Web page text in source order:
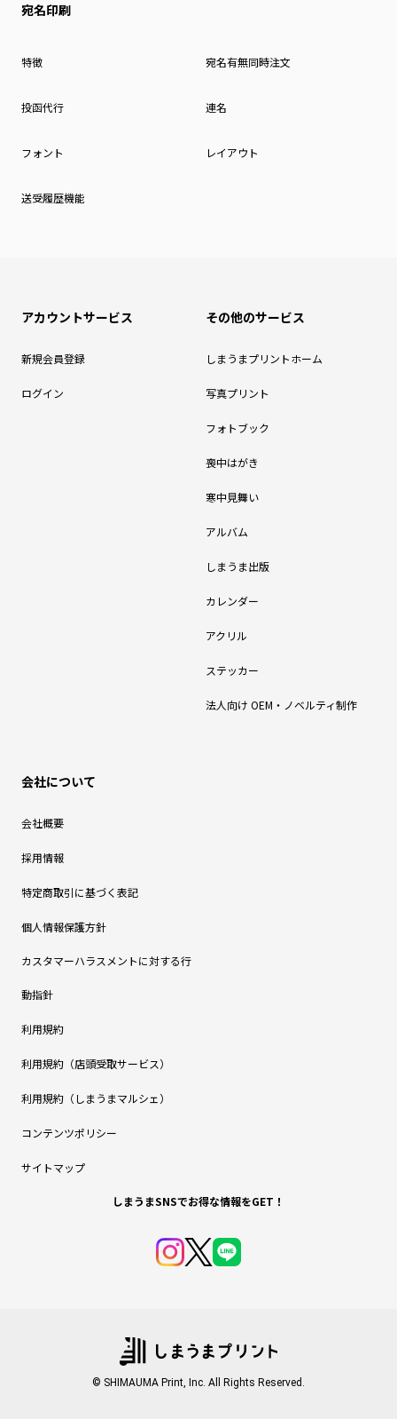
宛名印刷
特徴 宛名有無同時注文
投函代行 連名
フォント レイアウト
送受履歴機能
アカウントサービス
新規会員登録
ログイン
その他のサービス
しまうまプリントホーム
写真プリント
フォトブック
喪中はがき
寒中見舞い
アルバム
しまうま出版
カレンダー
アクリル
ステッカー
法人向け OEM・ノベルティ制作
会社について
会社概要
採用情報
特定商取引に基づく表記
個人情報保護方針
カスタマーハラスメントに対する行
動指針
利用規約
利用規約（店頭受取サービス）
利用規約（しまうまマルシェ）
コンテンツポリシー
サイトマップ
しまうまSNSでお得な情報をGET！
© SHIMAUMA Print, Inc. All Rights Reserved.